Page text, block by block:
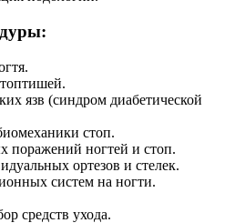
язв (синдром диабетической
стоп.
поражений ногтей и стоп.
ортезов и стелек.
систем на ногти.
средств ухода.